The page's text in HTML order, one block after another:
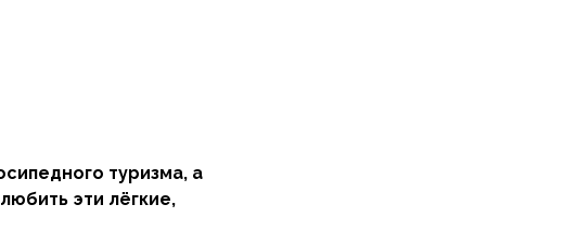
туризма, а
эти лёгкие,